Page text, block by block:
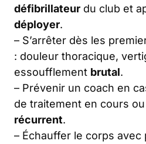
défibrillateur du club et
déployer.
– S’arrêter dès les
: douleur thoracique,
essoufflement brutal.
– Prévenir un coach en
de traitement en cours
récurrent.
– Échauffer le corps